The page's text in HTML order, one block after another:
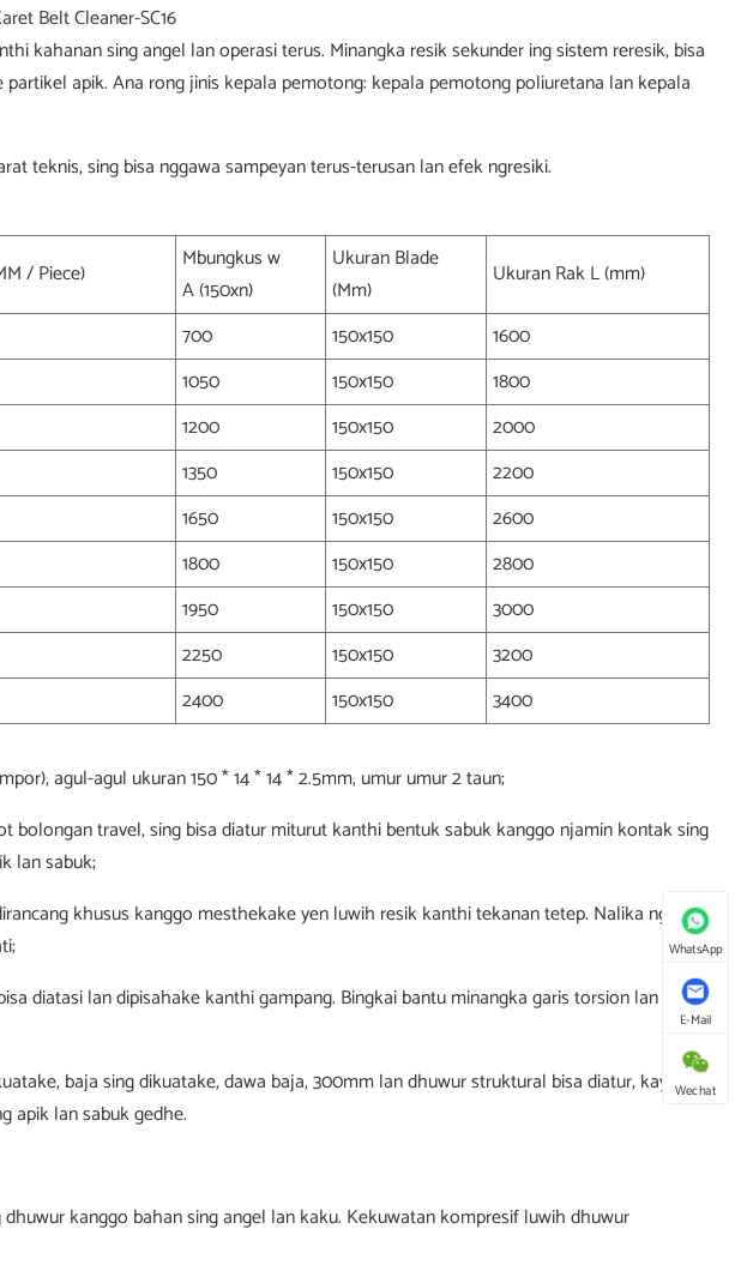
Belt Cleaner-SC16
kahanan sing angel lan operasi terus. Minangka resik sekunder ing sistem reresik, bisa
partikel apik. Ana rong jinis kepala pemotong: kepala pemotong poliuretana lan kepala
teknis, sing bisa nggawa sampeyan terus-terusan lan efek ngresiki.
/ Piece)
Mbungkus w
A (150xn)
Ukuran Blade
(Mm)
Ukuran Rak L (mm)
700 150x150
1600
1050 150x150
1800
1200 150x150
2000
1350 150x150
2200
1650 150x150
2600
1800 150x150
2800
1950 150x150
3000
2250 150x150
3200
2400 150x150 3400
agul-agul ukuran 150 * 14 * 14 * 2.5mm, umur umur 2 taun;
bolongan travel, sing bisa diatur miturut kanthi bentuk sabuk kanggo njamin kontak sing
lan sabuk;
khusus kanggo mesthekake yen luwih resik kanthi tekanan tetep. Nalika ngliwati
diatasi lan dipisahake kanthi gampang. Bingkai bantu minangka garis torsion lan bisa
baja sing dikuatake, dawa baja, 300mm lan dhuwur struktural bisa diatur, kayata
apik lan sabuk gedhe.
dhuwur kanggo bahan sing angel lan kaku. Kekuwatan kompresif luwih dhuwur
WhatsApp
E-Mail
Wechat